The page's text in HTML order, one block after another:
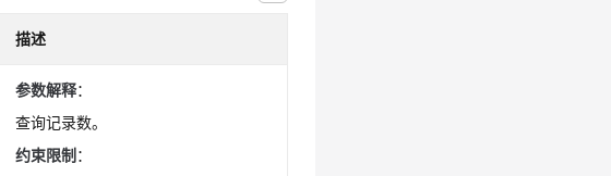
描述
参数解释：
查询记录数。
约束限制 ：